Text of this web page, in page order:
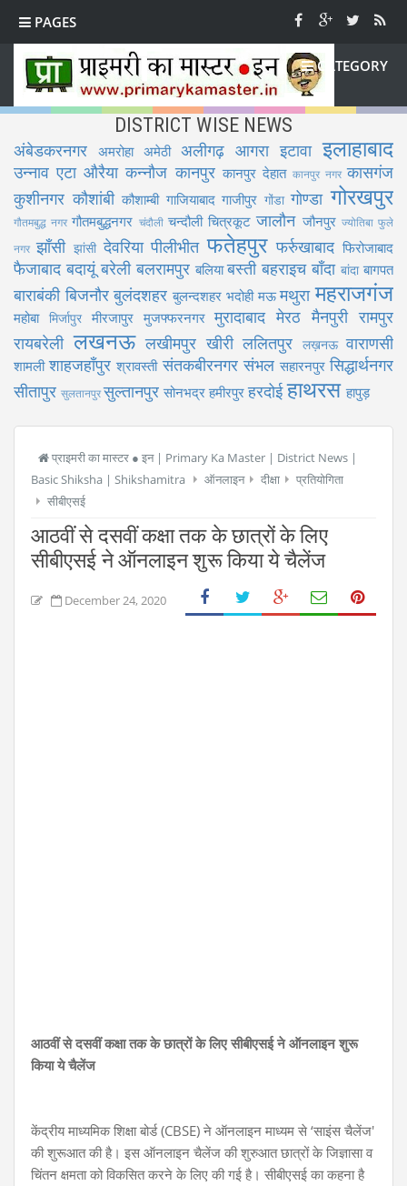
PAGES
CATEGORY
DISTRICT WISE NEWS
अंबेडकरनगर अमरोहा अमेठी अलीगढ़ आगरा इटावा इलाहाबाद
उन्नाव एटा औरैया कन्नौज कानपुर कानपुर देहात कानपुर नगर कासगंज
कुशीनगर कौशांबी कौशाम्बी गाजियाबाद गाजीपुर गोंडा गोण्डा गोरखपुर
गौतमबुद्ध नगर गौतमबुद्धनगर चंदौली चन्दौली चित्रकूट जालौन जौनपुर ज्योतिबा फुले
नगर झाँसी झांसी देवरिया पीलीभीत फतेहपुर फर्रुखाबाद फिरोजाबाद
फैजाबाद बदायूं बरेली बलरामपुर बलिया बस्ती बहराइच बाँदा बांदा बागपत
बाराबंकी बिजनौर बुलंदशहर बुलन्दशहर भदोही मऊ मथुरा महराजगंज
महोबा मिर्जापुर मीरजापुर मुजफ्फरनगर मुरादाबाद मेरठ मैनपुरी रामपुर
रायबरेली लखनऊ लखीमपुर खीरी ललितपुर लख़नऊ वाराणसी
शामली शाहजहाँपुर श्रावस्ती संतकबीरनगर संभल सहारनपुर सिद्धार्थनगर
सीतापुर सुलतानपुरसुल्तानपुर सोनभद्र हमीरपुर हरदोई हाथरस हापुड़
प्राइमरी का मास्टर ● इन | Primary Ka Master | District News |
Basic Shiksha | Shikshamitra
ऑनलाइन दीक्षा
प्रतियोगिता
सीबीएसई
आठवीं से दसवीं कक्षा तक के छात्रों के लिए
सीबीएसई ने ऑनलाइन शुरू किया ये चैलेंज
December 24, 2020
आठवीं से दसवीं कक्षा तक के छात्रों के लिए सीबीएसई ने ऑनलाइन शुरू
किया ये चैलेंज
केंद्रीय माध्यमिक शिक्षा बोर्ड (CBSE) ने ऑनलाइन माध्यम से ‘साइंस चैलेंज'
की शुरूआत की है। इस ऑनलाइन चैलेंज की शुरुआत छात्रों के जिज्ञासा व
चिंतन क्षमता को विकसित करने के लिए की गई है। सीबीएसई का कहना है